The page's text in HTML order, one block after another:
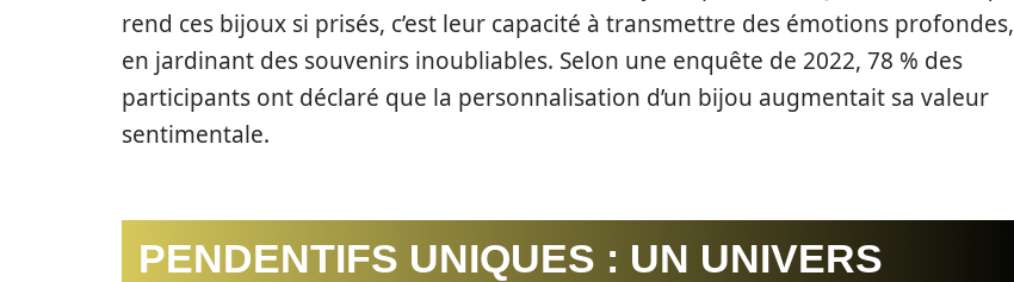
rend ces bijoux si prisés, c’est leur capacité à transmettre des émotions profondes,
en jardinant des souvenirs inoubliables. Selon une enquête de 2022, 78 % des
participants ont déclaré que la personnalisation d’un bijou augmentait sa valeur
sentimentale.
PENDENTIFS UNIQUES : UN UNIVERS